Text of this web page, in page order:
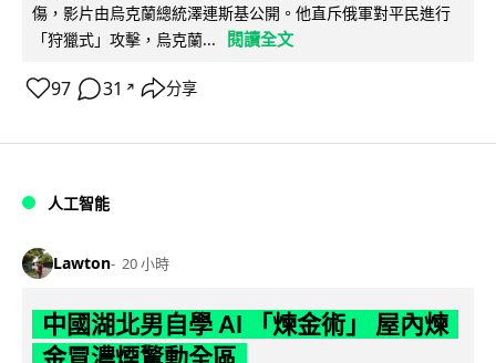
傷，影片由烏克蘭總統澤連斯基公開。他直斥俄軍對平民進行
「狩獵式」攻擊，烏克蘭...
閱讀全文
97 31 ↗ 分享
人工智能
Lawton 20 小時
中國湖北男自學 AI 「煉金術」 屋內煉
金冒濃煙驚動全區